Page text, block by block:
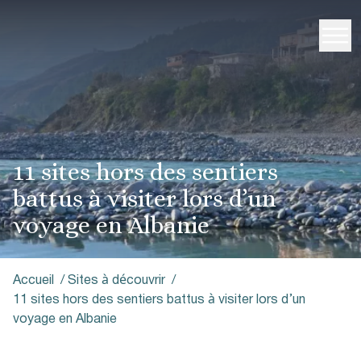
11 sites hors des sentiers
battus à visiter lors d’un
voyage en Albanie
Accueil / Sites à découvrir /
11 sites hors des sentiers battus à visiter lors d’un
voyage en Albanie